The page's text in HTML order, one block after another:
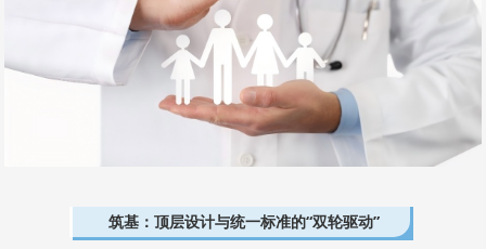
筑基：顶层设计与统一标准的“双轮驱动”